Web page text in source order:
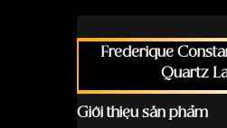
Frederique
Quartz
Giới thiệu sản phẩm